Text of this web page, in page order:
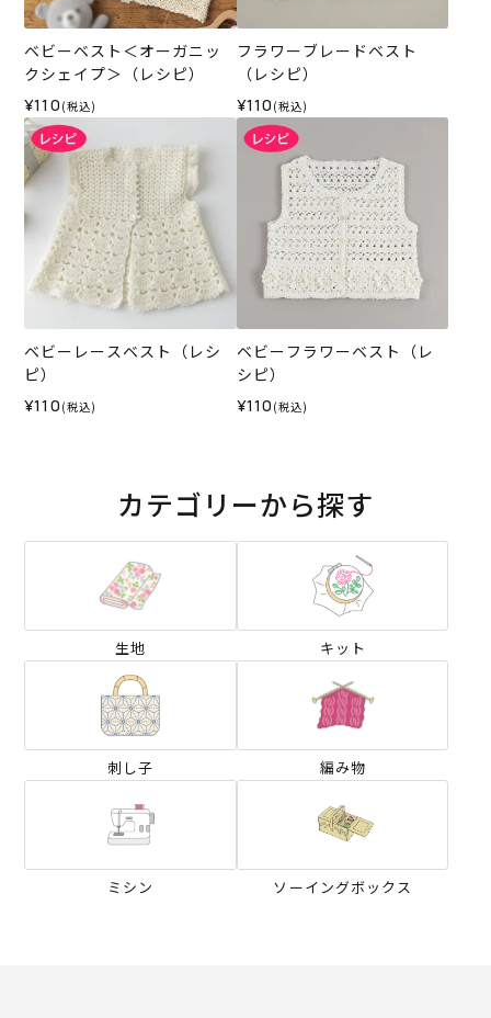
ベビーベスト＜オーガニッ
クシェイプ＞（レシピ）
¥110 (税込)
フラワーブレードベスト
（レシピ）
¥110 (税込)
ベビーレースベスト（レシ
ピ）
¥110 (税込)
ベビーフラワーベスト（レ
シピ）
¥110 (税込)
カテゴリーから探す
生地 キット
刺し子 編み物
ミシン ソーイングボックス